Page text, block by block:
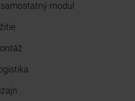
modul